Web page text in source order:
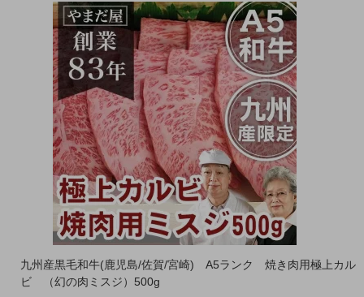
九州産黒毛和牛(鹿児島/佐賀/宮崎) A5ランク 焼き肉用極上カル
ビ （幻の肉ミスジ）500g